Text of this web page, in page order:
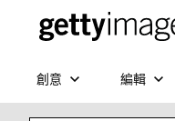
創意 編輯